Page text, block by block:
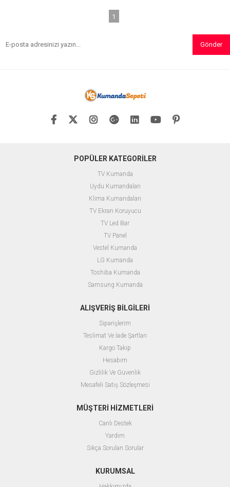
1
Gönder
POPÜLER KATEGORİLER
TV Kumanda
Uydu Kumandaları
Klima Kumandaları
TV Ekran Koruyucu
TV Led Bar
TV Panel
Vestel Kumanda
LG Kumanda
Toshiba Kumanda
Samsung Kumanda
ALIŞVERİŞ BİLGİLERİ
Siparişlerim
Teslimat Ve İade Şartları
Kargo Takip
Hesabım
Gizlilik Ve Güvenlik
Mesafeli Satış Sözleşmesi
MÜŞTERİ HİZMETLERİ
Canlı Destek
Yardım
Sıkça Sorulan Sorular
KURUMSAL